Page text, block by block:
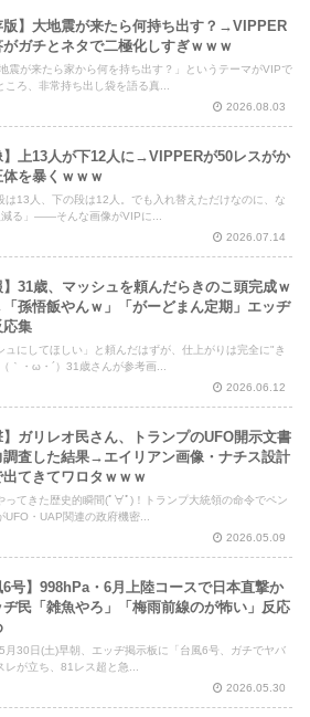
版】大地震が来たら何持ち出す？→VIPPER
がガチとネタで二極化しすぎｗｗｗ
震が来たら家から何を持ち出す？」というテーマがVIPで
ころ、非常持ち出し袋を語る真...
2026.08.03
】上13人が下12人に→VIPPERが50レスがか
体を暴くｗｗｗ
は13人、下の段は12人。でも入れ替えただけなのに、な
る」——そんな画像がVIPに...
2026.07.14
】31歳、マッシュを頼んだらきのこ頭完成ｗ
孫悟飯やんｗ」「がーどまん定期」エッヂ
応集
ュにしてほしい」と頼んだはずが、仕上がりは完全に"き
｀・ω・´）31歳さんが参考画...
2026.06.12
】ガリレオ民さん、トランプのUFO開示文書
調査した結果→エイリアン画像・ナチス設計
出てきてワロタｗｗｗ
ってきた歴史的瞬間(ﾟ∀ﾟ)！トランプ大統領の命令でペン
UFO・UAP関連の政府機密...
2026.05.09
6号】998hPa・6月上陸コースで日本直撃か
民「雑魚やろ」「梅雨前線のが怖い」反応
月30日(土)早朝、エッヂ掲示板に「台風6号、ガチでヤバ
レが立ち、81レス超と急...
2026.05.30